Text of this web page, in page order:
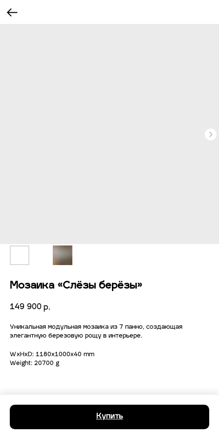
Мозаика «Слёзы берёзы»
149 900 р.
Купить
Уникальная модульная мозаика из 7 панно, создающая
элегантную березовую рощу в интерьере.
WxHxD: 1180x1000x40 mm
Weight: 20700 g